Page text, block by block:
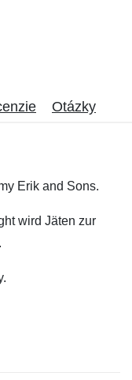
Otázky
Erik and Sons.
wird Jäten zur